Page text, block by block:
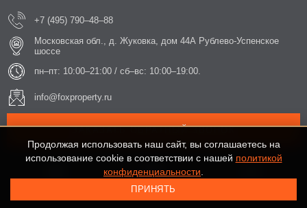
+7 (495) 790–48–88
Московская обл., д. Жуковка, дом 44А Рублево-Успенское
шоссе
пн–пт: 10:00–21:00 / сб–вс: 10:00–19:00.
info@foxproperty.ru
ЗАКАЗАТЬ ОБРАТНЫЙ ЗВОНОК
Продолжая использовать наш сайт, вы соглашаетесь на
использование cookie в соответствии с нашей политикой
конфиденциальности
ПРИНЯТЬ